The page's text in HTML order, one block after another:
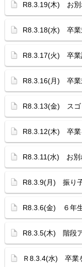
R8.3.19(木) お別
R8.3.18(水) 卒業
R8.3.17(火) 卒業
R8.3.16(月) 卒業
R8.3.13(金) スゴ
R8.3.12(木) 卒業
R8.3.11(水) お別
R8.3.9(月) 振り
R8.3.6(金) ６年
R8.3.5(木) 階段
Ｒ8.3.4(水) 卒業